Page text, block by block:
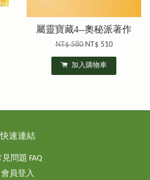
屬靈寶藏4--奧秘派著作
NT$ 580NT$ 510
加入購物車
快速連結
見問題 FAQ
會員登入